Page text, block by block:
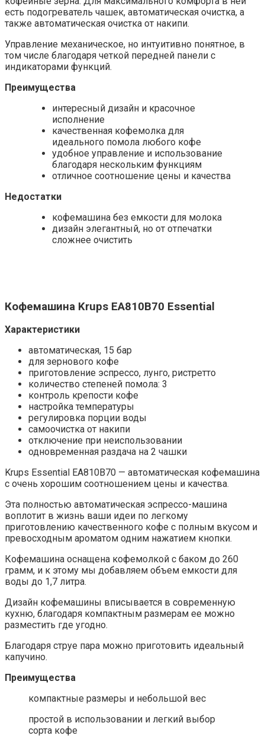
есть подогреватель чашек, автоматическая очистка, а
также автоматическая очистка от накипи.
Управление механическое, но интуитивно понятное, в
том числе благодаря четкой передней панели с
индикаторами функций.
Преимущества
интересный дизайн и красочное
исполнение
качественная кофемолка для
идеального помола любого кофе
удобное управление и использование
благодаря нескольким функциям
отличное соотношение цены и качества
Недостатки
кофемашина без емкости для молока
дизайн элегантный, но от отпечатки
сложнее очистить
Кофемашина Krups EA810B70 Essential
Характеристики
автоматическая, 15 бар
для зернового кофе
приготовление эспрессо, лунго, ристретто
количество степеней помола: 3
контроль крепости кофе
настройка температуры
регулировка порции воды
самоочистка от накипи
отключение при неиспользовании
одновременная раздача на 2 чашки
Krups Essential EA810B70 — автоматическая кофемашина
с очень хорошим соотношением цены и качества.
Эта полностью автоматическая эспрессо-машина
воплотит в жизнь ваши идеи по легкому
приготовлению качественного кофе с полным вкусом и
превосходным ароматом одним нажатием кнопки.
Кофемашина оснащена кофемолкой с баком до 260
грамм, и к этому мы добавляем объем емкости для
воды до 1,7 литра.
Дизайн кофемашины вписывается в современную
кухню, благодаря компактным размерам ее можно
разместить где угодно.
Благодаря струе пара можно приготовить идеальный
капучино.
Преимущества
компактные размеры и небольшой вес
простой в использовании и легкий выбор
сорта кофе